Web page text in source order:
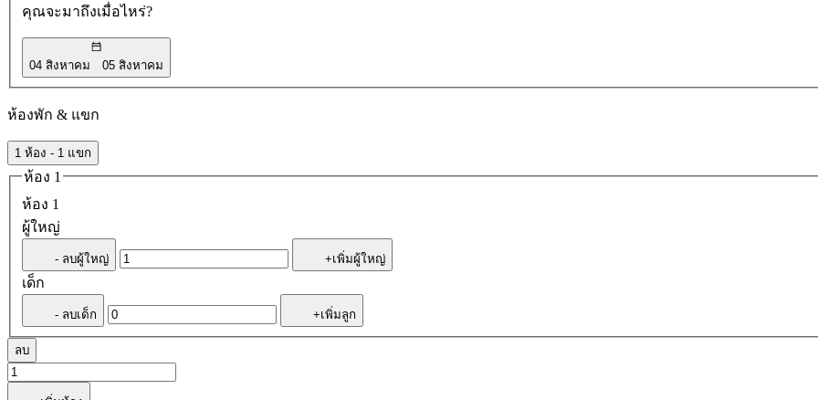
คุณจะมาถึงเมื่อไหร่?
04 สิงหาคม 05 สิงหาคม
ห้องพัก & แขก
1 ห้อง - 1 แขก
ห้อง 1
ห้อง 1
ผู้ใหญ่
- ลบผู้ใหญ่ +เพิ่มผู้ใหญ่
เด็ก
- ลบเด็ก +เพิ่มลูก
ลบ